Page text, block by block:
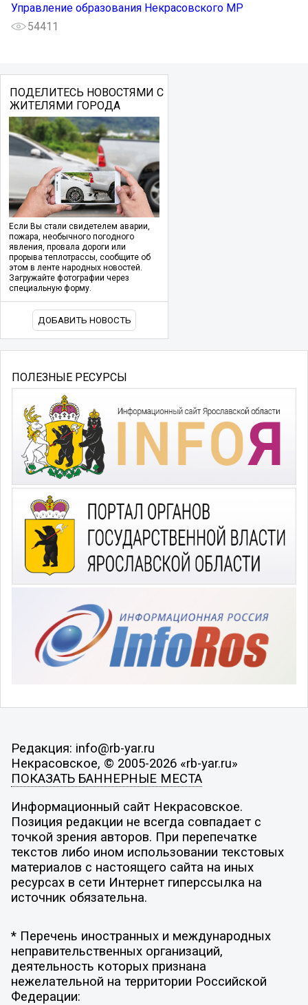
Управление образования Некрасовского МР
54411
ПОДЕЛИТЕСЬ НОВОСТЯМИ С
ЖИТЕЛЯМИ ГОРОДА
Если Вы стали свидетелем аварии,
пожара, необычного погодного
явления, провала дороги или
прорыва теплотрассы, сообщите об
этом в ленте народных новостей.
Загружайте фотографии через
специальную форму.
ДОБАВИТЬ НОВОСТЬ
ПОЛЕЗНЫЕ РЕСУРСЫ
Редакция: info@rb-yar.ru
Некрасовское, © 2005-2026 «rb-yar.ru»
ПОКАЗАТЬ БАННЕРНЫЕ МЕСТА
Информационный сайт Некрасовское.
Позиция редакции не всегда совпадает с
точкой зрения авторов. При перепечатке
текстов либо ином использовании текстовых
материалов с настоящего сайта на иных
ресурсах в сети Интернет гиперссылка на
источник обязательна.
* Перечень иностранных и международных
неправительственных организаций,
деятельность которых признана
нежелательной на территории Российской
Федерации: